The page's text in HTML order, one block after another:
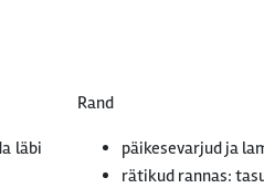
läbi
Rand
päikesevarjud ja
rätikud rannas: